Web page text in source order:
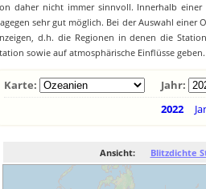
daher nicht immer sinnvoll. Innerhalb einer
sehr gut möglich. Bei der Auswahl einer
d.h. die Regionen in denen die
sowie auf atmosphärische Einflüsse geben.
Karte:
Jahr:
2022
Ansicht: Blitzdichte